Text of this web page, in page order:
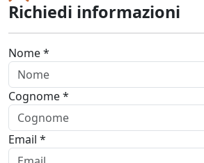
Richiedi informazioni
Nome *
Cognome *
Email *